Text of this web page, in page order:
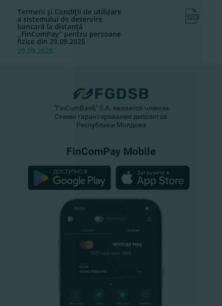
Termeni şi Condiţii de utilizare
a sistemului de deservire
bancară la distanţă
,,FinComPay” pentru persoane
fizice din 29.09.2025
29.09.2025
"FinComBank" S.A. является членом
Схемы гарантирования депозитов
Республики Молдова
FinComPay Mobile